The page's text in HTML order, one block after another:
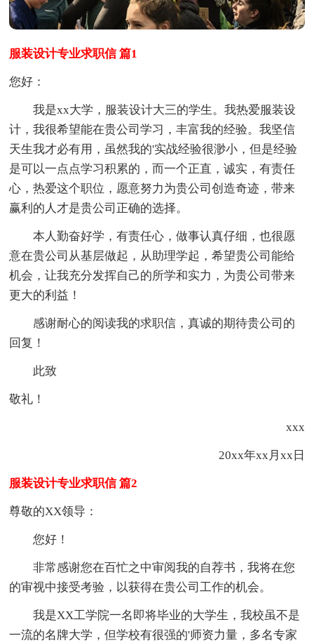
服装设计专业求职信 篇1
您好：
我是xx大学，服装设计大三的学生。我热爱服装设
计，我很希望能在贵公司学习，丰富我的经验。我坚信
天生我才必有用，虽然我的'实战经验很渺小，但是经验
是可以一点点学习积累的，而一个正直，诚实，有责任
心，热爱这个职位，愿意努力为贵公司创造奇迹，带来
赢利的人才是贵公司正确的选择。
本人勤奋好学，有责任心，做事认真仔细，也很愿
意在贵公司从基层做起，从助理学起，希望贵公司能给
机会，让我充分发挥自己的所学和实力，为贵公司带来
更大的利益！
感谢耐心的阅读我的求职信，真诚的期待贵公司的
回复！
此致
敬礼！
xxx
20xx年xx月xx日
服装设计专业求职信 篇2
尊敬的XX领导：
您好！
非常感谢您在百忙之中审阅我的自荐书，我将在您
的审视中接受考验，以获得在贵公司工作的机会。
我是XX工学院一名即将毕业的大学生，我校虽不是
一流的名牌大学，但学校有很强的'师资力量，多名专家